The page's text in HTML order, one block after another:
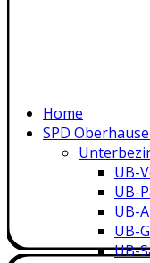
Home
SPD
UB-
UB-
UB-
UB-
UB-